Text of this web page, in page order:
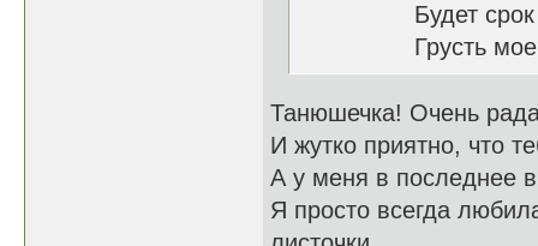
Будет срок
Грусть моей
Танюшечка! Очень
И жутко приятно, что
А у меня в последнее
Я просто всегда